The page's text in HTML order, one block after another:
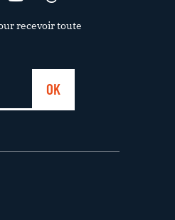
recevoir toute